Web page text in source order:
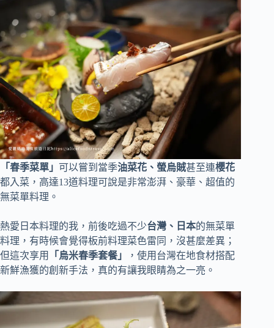
「春季菜單」 可以嘗到當季油菜花、螢烏賊甚至連櫻花
都入菜，高達13道料理可說是非常澎湃、豪華、超值的
無菜單料理。
熱愛日本料理的我，前後吃過不少台灣、日本的無菜單
料理，有時候會覺得板前料理菜色雷同，沒甚麼差異；
但這次享用
「烏米春季套餐」
，使用台灣在地食材搭配
新鮮漁獲的創新手法，真的有讓我眼睛為之一亮。